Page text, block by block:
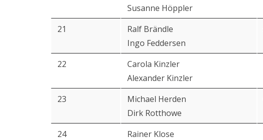
Susanne Höppler
21
Ralf Brändle
Ingo Feddersen
22
Carola Kinzler
Alexander Kinzler
23
Michael Herden
Dirk Rotthowe
24
Rainer Klose